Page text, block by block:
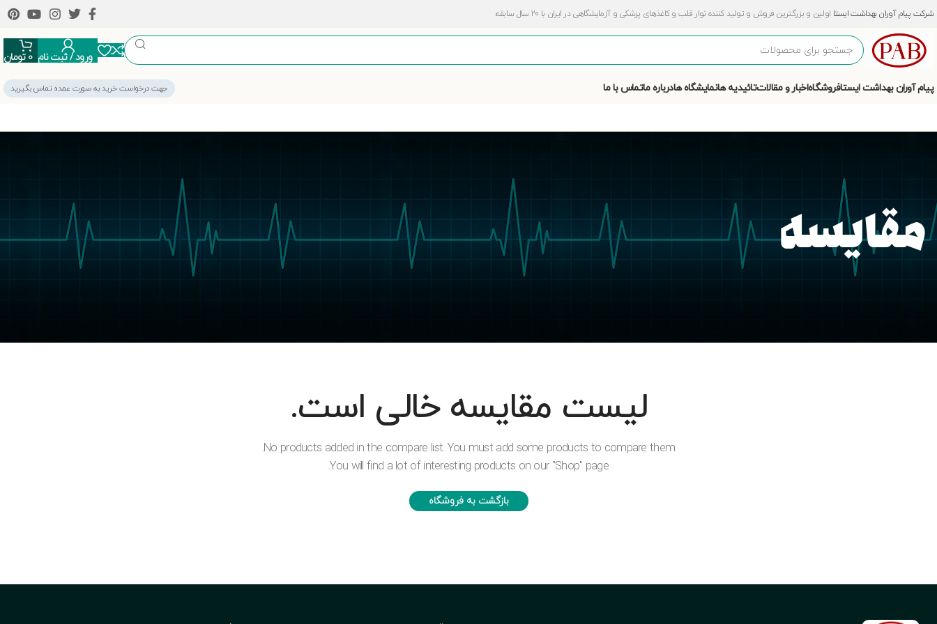
شرکت پیام آوران بهداشت ایستا اولین و بزرگترین فروش و تولید کننده نوار قلب و کاغذهای پزشکی و آزمایشگاهی در ایران با 20 سال سابقه
ورود / ثبت نام 0 تومان
پیام آوران بهداشت ایستافروشگاهاخبار و مقالاتتائیدیه هانمایشگاه هادرباره ماتماس با ما جهت درخواست خرید به صورت عمده تماس بگیرید
مقایسه
لیست مقایسه خالی است.
No products added in the compare list. You must add some products to compare them.
You will find a lot of interesting products on our "Shop" page.
بازگشت به فروشگاه